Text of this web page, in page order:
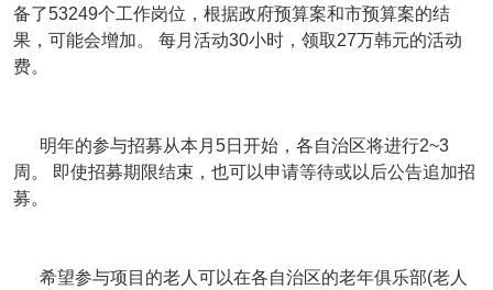
备了53249个工作岗位，根据政府预算案和市预算案的结
果，可能会增加。 每月活动30小时，领取27万韩元的活动
费。
明年的参与招募从本月5日开始，各自治区将进行2~3
周。 即使招募期限结束，也可以申请等待或以后公告追加招
募。
希望参与项目的老人可以在各自治区的老年俱乐部(老人